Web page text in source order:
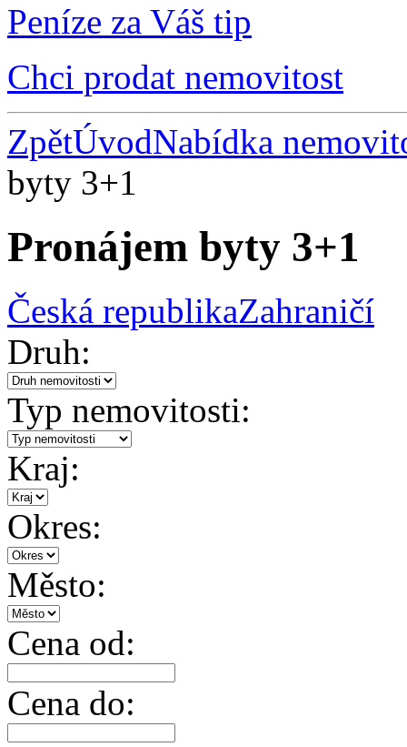
Peníze za Váš tip
Chci prodat nemovitost
ZpětÚvodNabídka
byty 3+1
Pronájem byty 3+1
Česká republikaZahraničí
Druh:
Typ nemovitosti:
Kraj:
Okres:
Město:
Cena od:
Cena do: